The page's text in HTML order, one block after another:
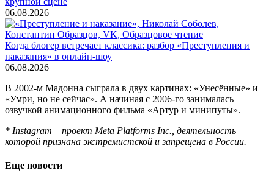
06.08.2026
Когда блогер встречает классика: разбор «Преступления и
наказания» в онлайн-шоу
06.08.2026
В 2002-м Мадонна сыграла в двух картинах: «Унесённые» и
«Умри, но не сейчас». А начиная с 2006-го занималась
озвучкой анимационного фильма «Артур и минипуты».
* Instagram – проект Meta Platforms Inc., деятельность
которой признана экстремистской и запрещена в России.
Еще новости